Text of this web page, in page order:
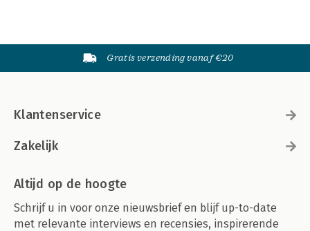
Gratis verzending vanaf €20
Klantenservice
Zakelijk
Altijd op de hoogte
Schrijf u in voor onze nieuwsbrief en blijf up-to-date
met relevante interviews en recensies, inspirerende